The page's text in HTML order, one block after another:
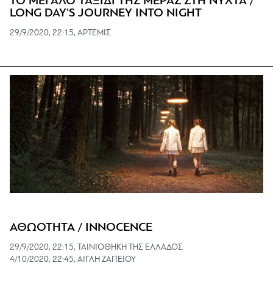
LONG DAY'S JOURNEY INTO NIGHT
29/9/2020, 22:15, ΑΡΤΕΜΙΣ
ΑΘΩΟΤΗΤΑ / INNOCENCE
29/9/2020, 22:15, ΤΑΙΝΙΟΘΗΚΗ ΤΗΣ ΕΛΛΑΔΟΣ
4/10/2020, 22:45, ΑΙΓΛΗ ΖΑΠΕΙΟΥ